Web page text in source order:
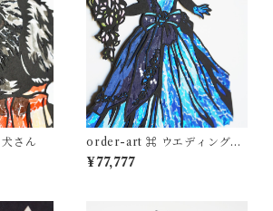
さん
order-art ⌘ ウエディングド
レス
¥77,777